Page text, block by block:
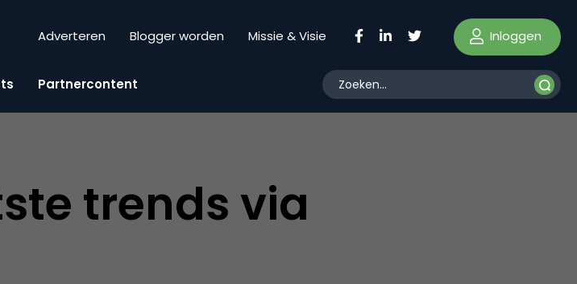
Adverteren Blogger worden Missie & Visie Inloggen
Partnercontent
trends via